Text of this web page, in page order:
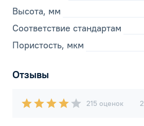
Высота, мм
Соответствие стандартам
Пористость, мкм
Отзывы
215 оценок